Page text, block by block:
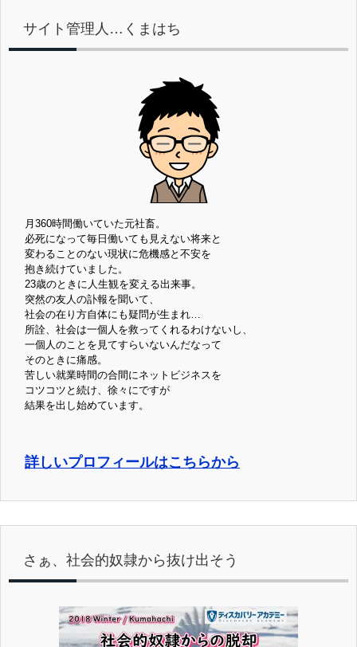
サイト管理人…くまはち
月360時間働いていた元社畜。
必死になって毎日働いても見えない将来と
変わることのない現状に危機感と不安を
抱き続けていました。
23歳のときに人生観を変える出来事。
突然の友人の訃報を聞いて、
社会の在り方自体にも疑問が生まれ…
所詮、社会は一個人を救ってくれるわけないし、
一個人のことを見てすらいないんだなって
そのときに痛感。
苦しい就業時間の合間にネットビジネスを
コツコツと続け、徐々にですが
結果を出し始めています。
詳しいプロフィールはこちらから
さぁ、社会的奴隷から抜け出そう